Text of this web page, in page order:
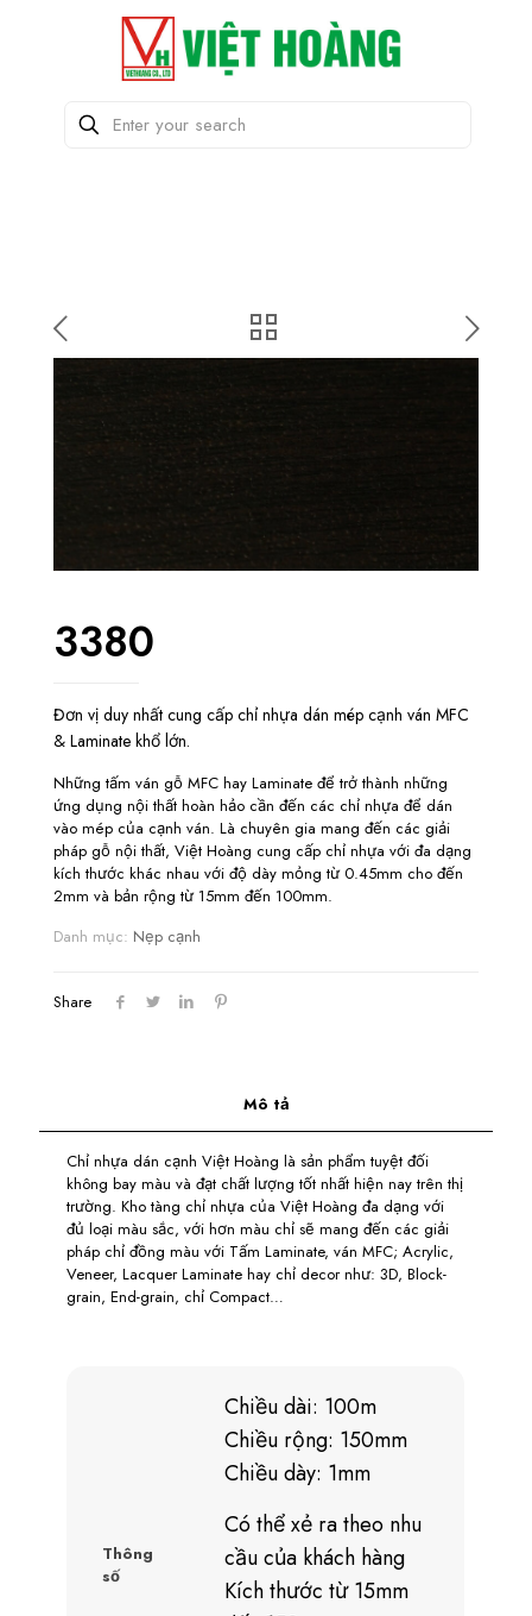
3380
Đơn vị duy nhất cung cấp chỉ nhựa dán mép cạnh ván MFC
& Laminate khổ lớn.
Những tấm ván gỗ MFC hay Laminate để trở thành những
ứng dụng nội thất hoàn hảo cần đến các chỉ nhựa để dán
vào mép của cạnh ván. Là chuyên gia mang đến các giải
pháp gỗ nội thất, Việt Hoàng cung cấp chỉ nhựa với đa dạng
kích thước khác nhau với độ dày mỏng từ 0.45mm cho đến
2mm và bản rộng từ 15mm đến 100mm.
Danh mục: Nẹp cạnh
Share
Mô tả
Chỉ nhựa dán cạnh Việt Hoàng là sản phẩm tuyệt đối
không bay màu và đạt chất lượng tốt nhất hiện nay trên thị
trường. Kho tàng chỉ nhựa của Việt Hoàng đa dạng với
đủ loại màu sắc, với hơn màu chỉ sẽ mang đến các giải
pháp chỉ đồng màu với Tấm Laminate, ván MFC; Acrylic,
Veneer, Lacquer Laminate hay chỉ decor như: 3D, Block-
grain, End-grain, chỉ Compact…
Thông
số
Chiều dài: 100m
Chiều rộng: 150mm
Chiều dày: 1mm
Có thể xẻ ra theo nhu
cầu của khách hàng
Kích thước từ 15mm